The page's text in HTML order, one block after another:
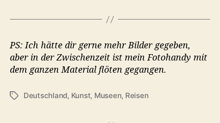
PS: Ich hätte dir gerne mehr Bilder gegeben,
aber in der Zwischenzeit ist mein Fotohandy mit
dem ganzen Material flöten gegangen.
S
Deutschland, Kunst, Museen, Reisen